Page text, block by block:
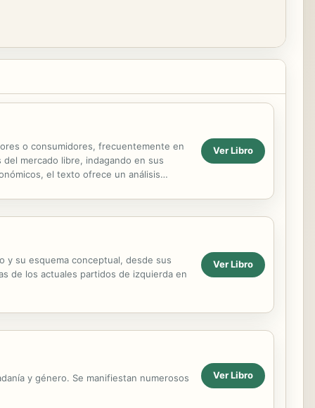
o consumidores, frecuentemente en
mercado libre, indagando en sus
el texto ofrece un análisis
Ver Libro
y su esquema conceptual, desde sus
de los actuales partidos de izquierda en
Ver Libro
y género. Se manifiestan numerosos Ver Libro